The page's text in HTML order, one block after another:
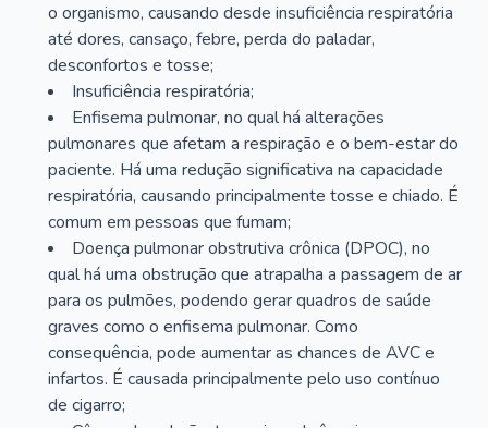
o organismo, causando desde insuficiência respiratória
até dores, cansaço, febre, perda do paladar,
desconfortos e tosse;
Insuficiência respiratória;
Enfisema pulmonar, no qual há alterações
pulmonares que afetam a respiração e o bem-estar do
paciente. Há uma redução significativa na capacidade
respiratória, causando principalmente tosse e chiado. É
comum em pessoas que fumam;
Doença pulmonar obstrutiva crônica (DPOC), no
qual há uma obstrução que atrapalha a passagem de ar
para os pulmões, podendo gerar quadros de saúde
graves como o enfisema pulmonar. Como
consequência, pode aumentar as chances de AVC e
infartos. É causada principalmente pelo uso contínuo
de cigarro;